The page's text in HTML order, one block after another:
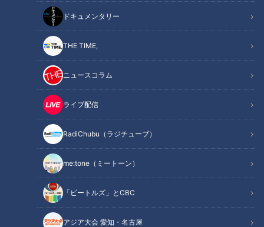
ドキュメンタリー
THE TIME,
ニュースコラム
ライブ配信
RadiChubu（ラジチューブ）
me:tone（ミートーン）
「ビートルズ」とCBC
アジア大会 愛知・名古屋
CBCテレビ『チャント！』マヂ学校に向かいます
実はこの高校、新城市出身の村上のほぼ母校。卒業した高校と
近隣の高校が統合され、新しくできた高校に向いました。